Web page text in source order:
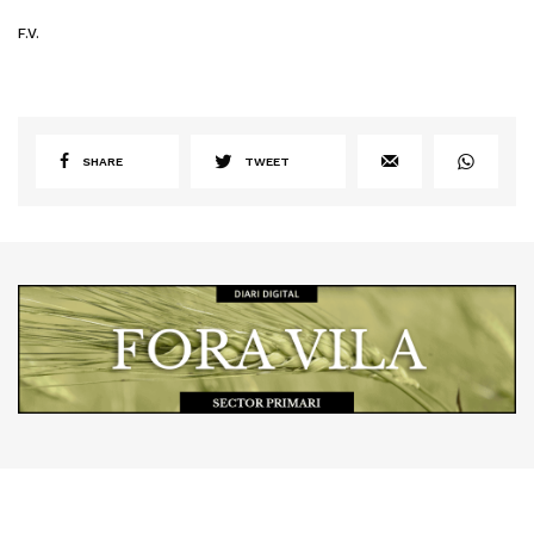
F.V.
SHARE TWEET